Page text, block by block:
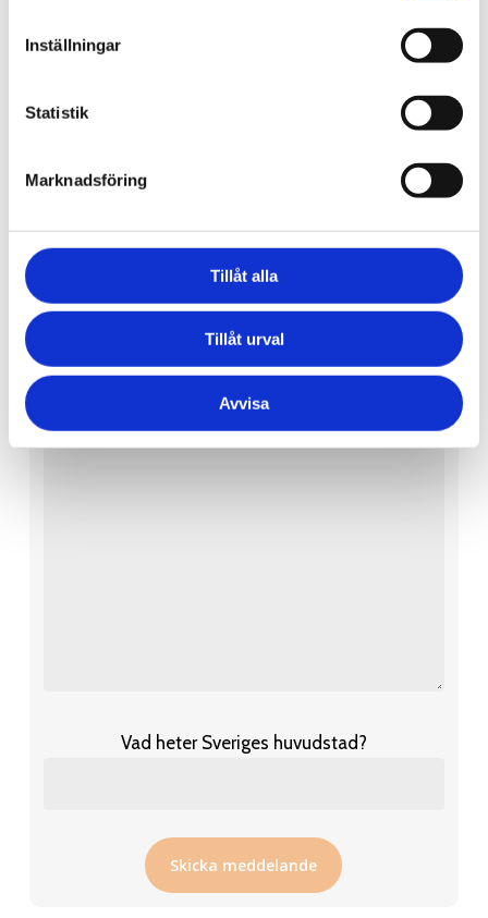
Inställningar
Statistik
Marknadsföring
Tillåt alla
Tillåt urval
Avvisa
Telefon
Vad heter Sveriges huvudstad?